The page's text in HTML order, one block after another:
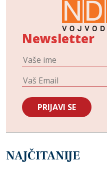
Newsletter
NAJČITANIJE